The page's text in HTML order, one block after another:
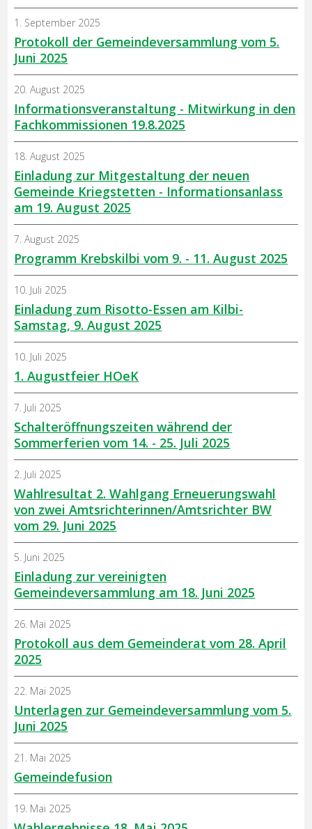
Protokoll der Gemeindeversammlung vom 5.
Juni 2025
1. September 2025
Informationsveranstaltung - Mitwirkung in den
Fachkommissionen 19.8.2025
20. August 2025
Einladung zur Mitgestaltung der neuen
Gemeinde Kriegstetten - Informationsanlass
am 19. August 2025
18. August 2025
Programm Krebskilbi vom 9. - 11. August 2025
7. August 2025
Einladung zum Risotto-Essen am Kilbi-
Samstag, 9. August 2025
10. Juli 2025
1. Augustfeier HOeK
10. Juli 2025
Schalteröffnungszeiten während der
Sommerferien vom 14. - 25. Juli 2025
7. Juli 2025
Wahlresultat 2. Wahlgang Erneuerungswahl
von zwei Amtsrichterinnen/Amtsrichter BW
vom 29. Juni 2025
2. Juli 2025
Einladung zur vereinigten
Gemeindeversammlung am 18. Juni 2025
5. Juni 2025
Protokoll aus dem Gemeinderat vom 28. April
2025
26. Mai 2025
Unterlagen zur Gemeindeversammlung vom 5.
Juni 2025
22. Mai 2025
Gemeindefusion
21. Mai 2025
19. Mai 2025